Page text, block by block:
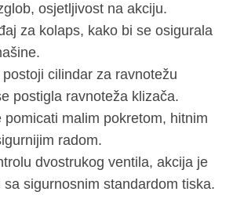
osjetljivost na akciju.
za kolaps, kako bi se osigurala
cilindar za ravnotežu
postigla ravnoteža klizača.
pomicati malim pokretom, hitnim
radom.
dvostrukog ventila, akcija je
sigurnosnim standardom tiska.